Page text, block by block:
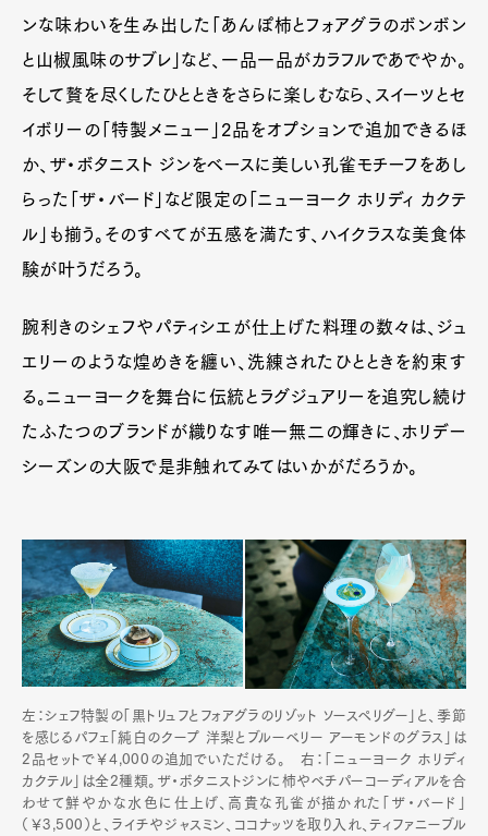
ンな味わいを生み出した「あんぽ柿とフォアグラのボンボン
と山椒風味のサブレ」など、一品一品がカラフルであでやか。
そして贅を尽くしたひとときをさらに楽しむなら、スイーツとセ
イボリーの「特製メニュー」2品をオプションで追加できるほ
か、ザ・ボタニスト ジンをベースに美しい孔雀モチーフをあし
らった「ザ・バード」など限定の「ニューヨーク ホリディ カクテ
ル」も揃う。そのすべてが五感を満たす、ハイクラスな美食体
験が叶うだろう。
腕利きのシェフやパティシエが仕上げた料理の数々は、ジュ
エリーのような煌めきを纏い、洗練されたひとときを約束す
る。ニューヨークを舞台に伝統とラグジュアリーを追究し続け
たふたつのブランドが織りなす唯一無二の輝きに、ホリデー
シーズンの大阪で是非触れてみてはいかがだろうか。
左：シェフ特製の「黒トリュフとフォアグラのリゾット ソースペリグー」と、季節
を感じるパフェ「純白のクープ 洋梨とブルーベリー アーモンドのグラス」は
2品セットで￥4,000の追加でいただける。 右：「ニューヨーク ホリディ
カクテル」は全2種類。ザ・ボタニストジンに柿やベチパーコーディアルを合
わせて鮮やかな水色に仕上げ、高貴な孔雀が描かれた「ザ・バード」
（￥3,500）と、ライチやジャスミン、ココナッツを取り入れ、ティファニーブル